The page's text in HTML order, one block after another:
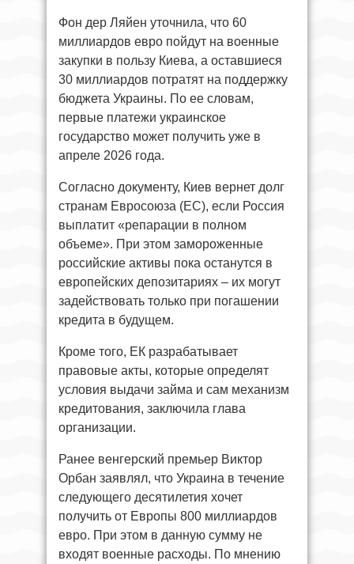
Фон дер Ляйен уточнила, что 60
миллиардов евро пойдут на военные
закупки в пользу Киева, а оставшиеся
30 миллиардов потратят на поддержку
бюджета Украины. По ее словам,
первые платежи украинское
государство может получить уже в
апреле 2026 года.
Согласно документу, Киев вернет долг
странам Евросоюза (ЕС), если Россия
выплатит «репарации в полном
объеме». При этом замороженные
российские активы пока останутся в
европейских депозитариях – их могут
задействовать только при погашении
кредита в будущем.
Кроме того, ЕК разрабатывает
правовые акты, которые определят
условия выдачи займа и сам механизм
кредитования, заключила глава
организации.
Ранее венгерский премьер Виктор
Орбан заявлял, что Украина в течение
следующего десятилетия хочет
получить от Европы 800 миллиардов
евро. При этом в данную сумму не
входят военные расходы. По мнению